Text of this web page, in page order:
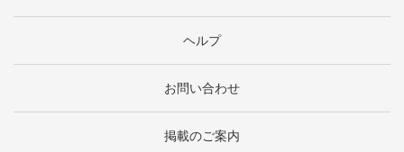
ヘルプ
お問い合わせ
掲載のご案内